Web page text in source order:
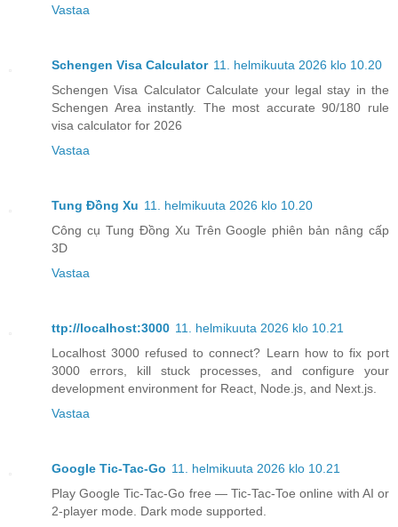
Vastaa
Schengen Visa Calculator 11. helmikuuta 2026 klo 10.20
Schengen Visa Calculator Calculate your legal stay in the
Schengen Area instantly. The most accurate 90/180 rule
visa calculator for 2026
Vastaa
Tung Đồng Xu 11. helmikuuta 2026 klo 10.20
Công cụ Tung Đồng Xu Trên Google phiên bản nâng cấp
3D
Vastaa
ttp://localhost:3000 11. helmikuuta 2026 klo 10.21
Localhost 3000 refused to connect? Learn how to fix port
3000 errors, kill stuck processes, and configure your
development environment for React, Node.js, and Next.js.
Vastaa
Google Tic-Tac-Go 11. helmikuuta 2026 klo 10.21
Play Google Tic-Tac-Go free — Tic-Tac-Toe online with AI or
2-player mode. Dark mode supported.